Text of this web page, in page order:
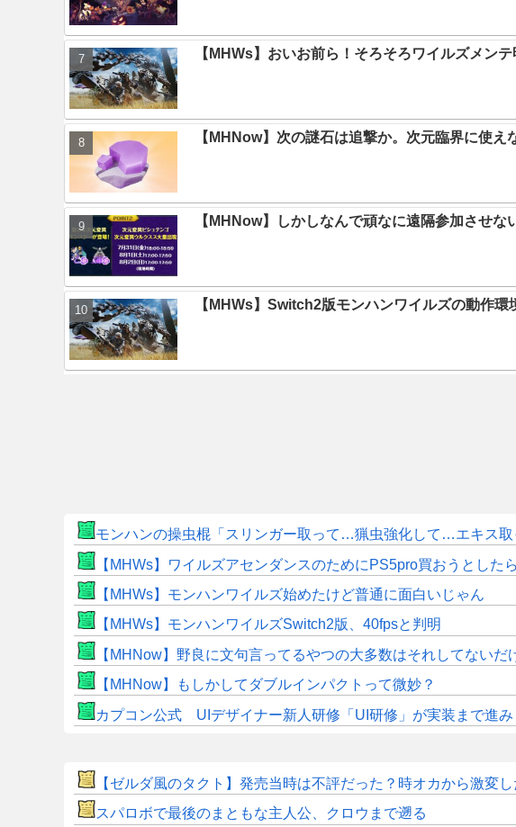
【MHWs】おいお前ら！そろそろワイルズメン
【MHNow】次の謎石は追撃か。次元臨界に使
【MHNow】しかしなんで頑なに遠隔参加させな
【MHWs】Switch2版モンハンワイルズの動作環
モンハンの操虫棍「スリンガー取って…猟虫強化して…エキス
【MHWs】ワイルズアセンダンスのためにPS5pro買おうとした
【MHWs】モンハンワイルズ始めたけど普通に面白いじゃん
【MHWs】モンハンワイルズSwitch2版、40fpsと判明
【MHNow】野良に文句言ってるやつの大多数はそれしてないだ
【MHNow】もしかしてダブルインパクトって微妙？
カプコン公式 UIデザイナー新人研修「UI研修」が実装まで進み
【ゼルダ風のタクト】発売当時は不評だった？時オカから激変し
スパロボで最後のまともな主人公、クロウまで遡る